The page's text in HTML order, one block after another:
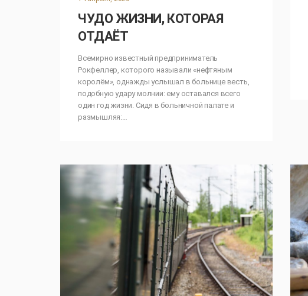
ЧУДО ЖИЗНИ, КОТОРАЯ
ОТДАЁТ
Всемирно известный предприниматель
Рокфеллер, которого называли «нефтяным
королём», однажды услышал в больнице весть,
подобную удару молнии: ему оставался всего
один год жизни. Сидя в больничной палате и
размышляя:…